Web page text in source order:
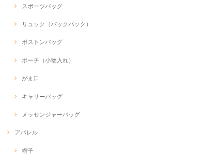
スポーツバッグ
リュック（バックパック）
ボストンバッグ
ポーチ（小物入れ）
がま口
キャリーバッグ
メッセンジャーバッグ
アパレル
帽子